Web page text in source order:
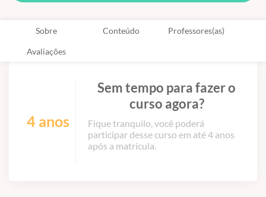
Sobre Conteúdo Professores(as)
Avaliações
4 anos
Sem tempo para fazer o
curso agora?
Fique tranquilo, você poderá
participar desse curso em até 4 anos
após a matrícula.